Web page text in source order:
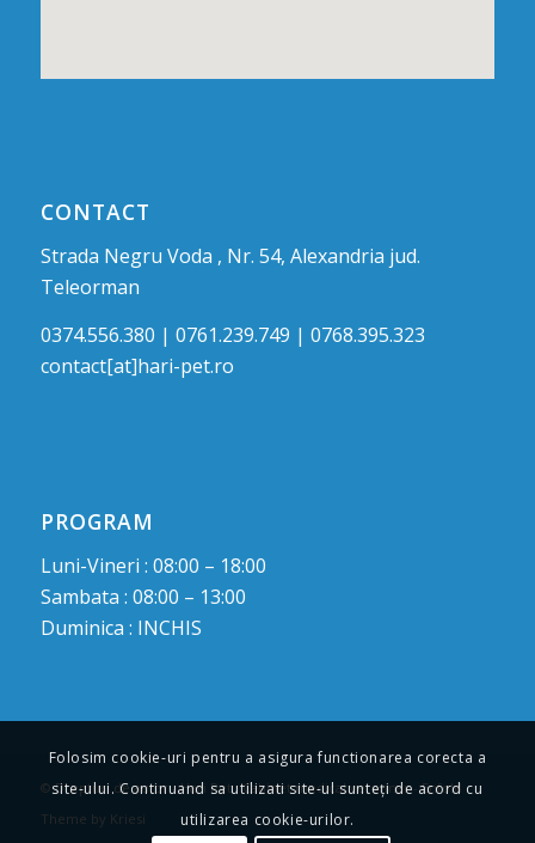
CONTACT
Strada Negru Voda , Nr. 54, Alexandria jud.
Teleorman
0374.556.380 | 0761.239.749 | 0768.395.323
contact[at]hari-pet.ro
PROGRAM
Luni-Vineri : 08:00 – 18:00
Sambata : 08:00 – 13:00
Duminica : INCHIS
© Drepturi de autor -Hari Pet : Cabinet medical veterinar-Enfold
Theme by Kriesi
Folosim cookie-uri pentru a asigura functionarea corecta a
site-ului. Continuand sa utilizati site-ul sunteți de acord cu
utilizarea cookie-urilor.